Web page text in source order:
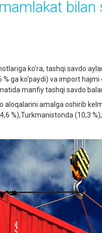
bilan
ko'ra, tashqi savdo
ga ko‘paydi) va import hajmi
manfiy tashqi savdo
aloqalarini amalga oshirib
%),Turkmanistonda (10,3